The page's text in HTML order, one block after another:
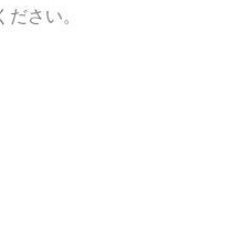
さい。